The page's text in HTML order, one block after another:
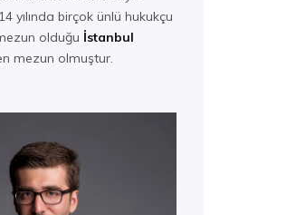
yılında birçok ünlü hukukçu
olduğu İstanbul
mezun olmuştur.